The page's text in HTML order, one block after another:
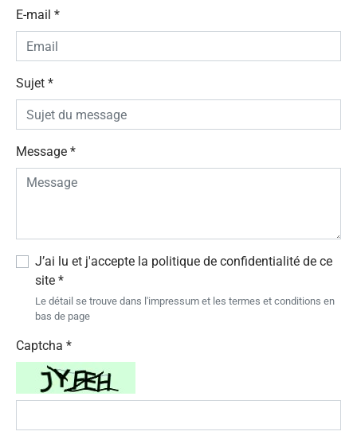
E-mail *
Sujet *
Message *
J’ai lu et j'accepte la politique de confidentialité de ce
site *
Le détail se trouve dans l'impressum et les termes et conditions en
bas de page
Captcha *